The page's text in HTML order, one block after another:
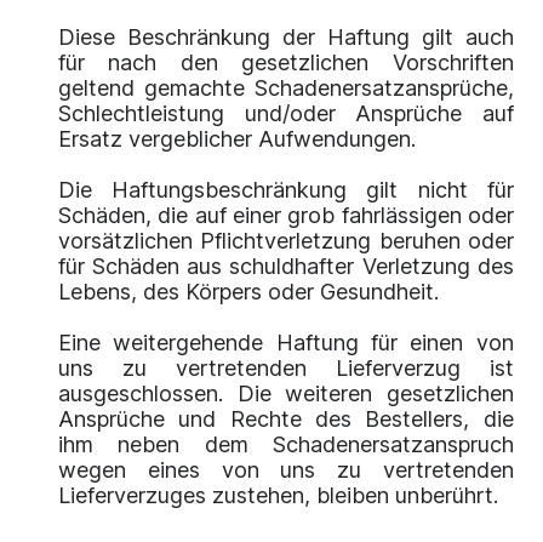
Diese Beschränkung der Haftung gilt auch
für nach den gesetzlichen Vorschriften
geltend gemachte Schadenersatzansprüche,
Schlechtleistung und/oder Ansprüche auf
Ersatz vergeblicher Aufwendungen.
Die Haftungsbeschränkung gilt nicht für
Schäden, die auf einer grob fahrlässigen oder
vorsätzlichen Pflichtverletzung beruhen oder
für Schäden aus schuldhafter Verletzung des
Lebens, des Körpers oder Gesundheit.
Eine weitergehende Haftung für einen von
uns zu vertretenden Lieferverzug ist
ausgeschlossen. Die weiteren gesetzlichen
Ansprüche und Rechte des Bestellers, die
ihm neben dem Schadenersatzanspruch
wegen eines von uns zu vertretenden
Lieferverzuges zustehen, bleiben unberührt.